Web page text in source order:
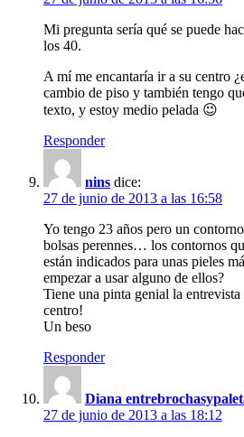
Mi pregunta sería qué se puede
los 40.
A mí me encantaría ir a su centro
cambio de piso y también tengo
texto, y estoy medio pelada 😉
Responder
nins dice:
27 de junio de 2013 a las 16:58
Yo tengo 23 años pero un
bolsas perennes… los contornos
están indicados para unas pieles
empezar a usar alguno de ellos?
Tiene una pinta genial la
centro!
Un beso
Responder
Diana
27 de junio de 2013 a las 18:12